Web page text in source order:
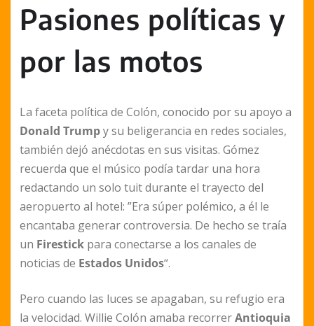
Pasiones políticas y
por las motos
La faceta política de Colón, conocido por su apoyo a
Donald Trumpy su beligerancia en redes sociales,
también dejó anécdotas en sus visitas. Gómez
recuerda que el músico podía tardar una hora
redactando un solo tuit durante el trayecto del
aeropuerto al hotel: ”Era súper polémico, a él le
encantaba generar controversia. De hecho se traía
un Firestick para conectarse a los canales de
noticias de Estados Unidos“.
Pero cuando las luces se apagaban, su refugio era
la velocidad. Willie Colón amaba recorrerAntioquia